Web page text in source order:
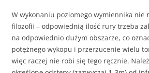
W wykonaniu poziomego wymiennika nie
filozofii – odpowiednią ilość rury trzeba
na odpowiednio dużym obszarze, co
potężnego wykopu i przerzucenie wielu
więc raczej nie robi się tego ręcznie.